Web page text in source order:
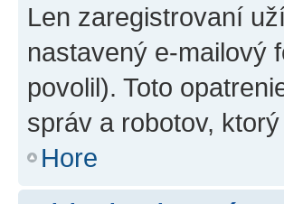
Len zaregistrovaní
nastavený e-mailový
povolil). Toto
správ a robotov,
Hore